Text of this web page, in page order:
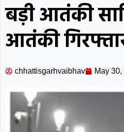
बड़ी आतंकी
आतंकी
chhattisgarhvaibhav May